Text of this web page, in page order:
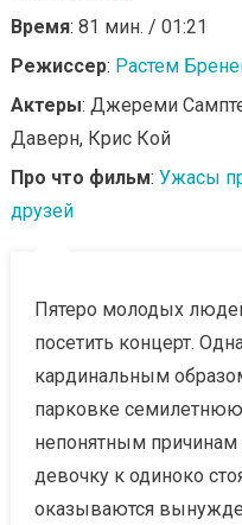
Время: 81 мин. / 01:21
Режиссер: Растем
Актеры: Джереми
Даверн, Крис Кой
Про что фильм: Ужасы
друзей
Пятеро молодых
посетить концерт.
кардинальным
парковке семилетнюю
непонятным причинам
девочку к одиноко
оказываются